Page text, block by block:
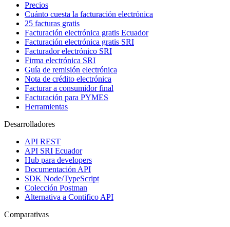
Precios
Cuánto cuesta la facturación electrónica
25 facturas gratis
Facturación electrónica gratis Ecuador
Facturación electrónica gratis SRI
Facturador electrónico SRI
Firma electrónica SRI
Guía de remisión electrónica
Nota de crédito electrónica
Facturar a consumidor final
Facturación para PYMES
Herramientas
Desarrolladores
API REST
API SRI Ecuador
Hub para developers
Documentación API
SDK Node/TypeScript
Colección Postman
Alternativa a Contifico API
Comparativas